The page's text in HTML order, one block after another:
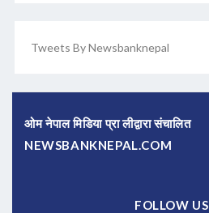
Tweets By Newsbanknepal
ओम नेपाल मिडिया प्रा लीद्वारा संचालित
NEWSBANKNEPAL.COM
FOLLOW US